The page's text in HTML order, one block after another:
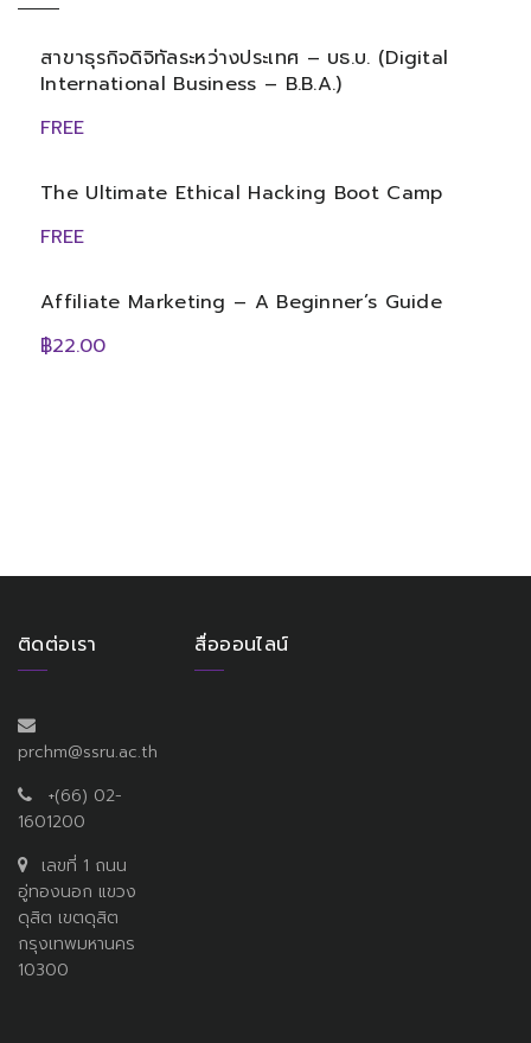
สาขาธุรกิจดิจิทัลระหว่างประเทศ – บธ.บ. (Digital
International Business – B.B.A.)
FREE
The Ultimate Ethical Hacking Boot Camp
FREE
Affiliate Marketing – A Beginner’s Guide
฿22.00
ติดต่อเรา
prchm@ssru.ac.th
+(66) 02-
1601200
เลขที่ 1 ถนน
อู่ทองนอก แขวง
ดุสิต เขตดุสิต
กรุงเทพมหานคร
10300
สื่อออนไลน์